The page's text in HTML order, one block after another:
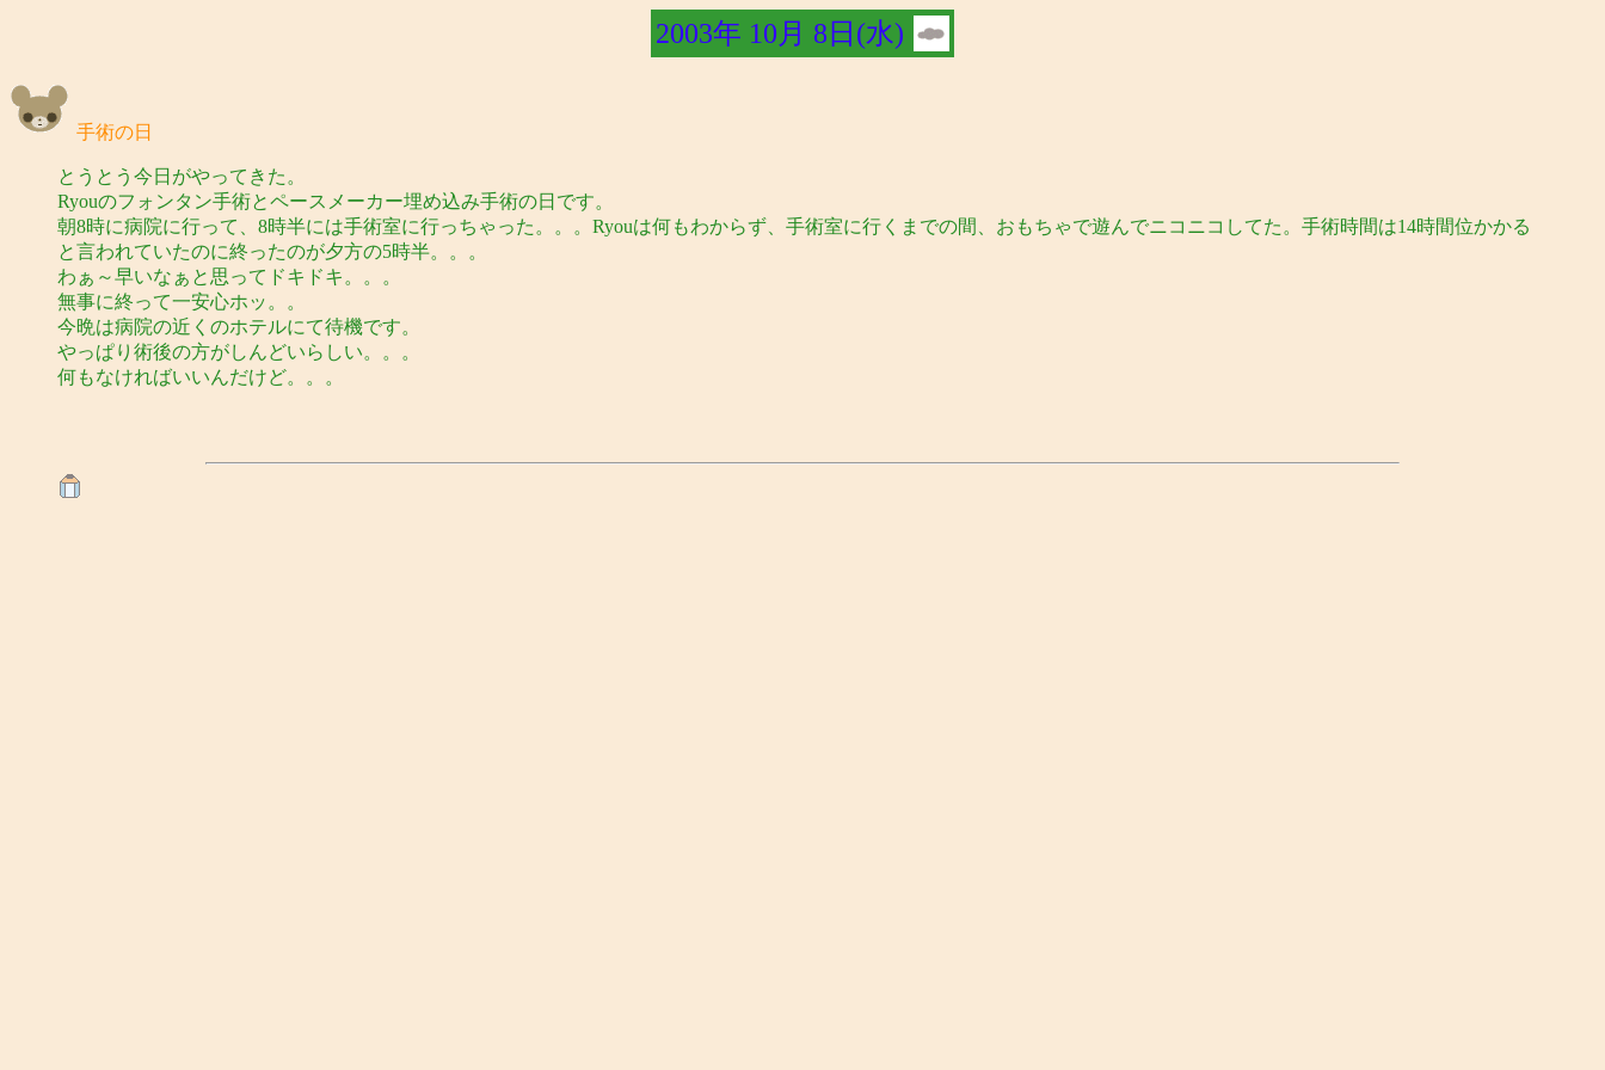
2003年 10月 8日(水)
手術の日
とうとう今日がやってきた。
Ryouのフォンタン手術とペースメーカー埋め込み手術の日です。
朝8時に病院に行って、8時半には手術室に行っちゃった。。。Ryouは何もわからず、手術室に行くまでの間、おもちゃで遊んでニコニコしてた。手術時間は14時間位かかる
と言われていたのに終ったのが夕方の5時半。。。
わぁ～早いなぁと思ってドキドキ。。。
無事に終って一安心ホッ。。
今晩は病院の近くのホテルにて待機です。
やっぱり術後の方がしんどいらしい。。。
何もなければいいんだけど。。。